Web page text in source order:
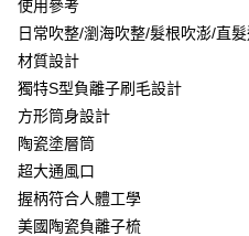
權轉讓予恩沛科技股份有限公司。
２．關於個人資料處理事宜，請瀏覽
３．未成年的使用者請事先徵得法定
「AFTEE先享後付」，若未經同意申
任。
４．使用「AFTEE先享後付」時，將
時審查核予不同之上限額度；若仍有
請求用戶進行身份認證。
恩沛科技股份有限公司將有權停止該
使用參考
日常吹整/瀏海吹整/髮根吹澎/直
材質設計
獨特S型負離子刷毛設計
方形筒身設計
陶瓷塗層筒
超大通風口
握柄符合人體工學
美國陶瓷負離子梳